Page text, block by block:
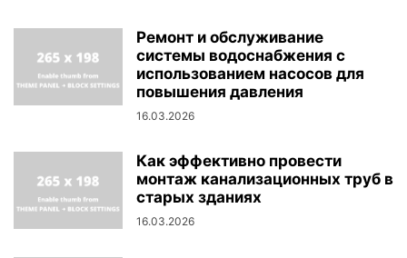
Ремонт и обслуживание
системы водоснабжения с
использованием насосов для
повышения давления
16.03.2026
Как эффективно провести
монтаж канализационных труб в
старых зданиях
16.03.2026